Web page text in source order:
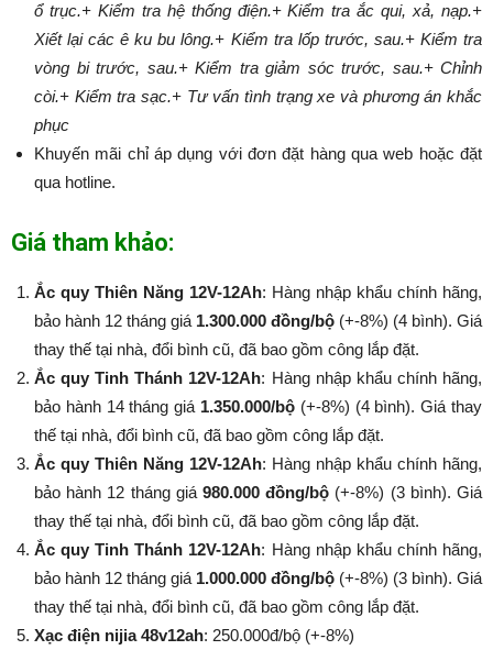
ổ trục.+ Kiểm tra hệ thống điện.+ Kiểm tra ắc qui, xả, nạp.+
Xiết lại các ê ku bu lông.+ Kiểm tra lốp trước, sau.+ Kiểm tra
vòng bi trước, sau.+ Kiểm tra giảm sóc trước, sau.+ Chỉnh
còi.+ Kiểm tra sạc.+ Tư vấn tình trạng xe và phương án khắc
phục
Khuyến mãi chỉ áp dụng với đơn đặt hàng qua web hoặc đặt
qua hotline.
Giá tham khảo:
Ắc quy Thiên Năng 12V-12Ah: Hàng nhập khẩu chính hãng,
bảo hành 12 tháng giá 1.300.000 đồng/bộ (+-8%) (4 bình). Giá
thay thế tại nhà, đổi bình cũ, đã bao gồm công lắp đặt.
Ắc quy Tinh Thánh 12V-12Ah: Hàng nhập khẩu chính hãng,
bảo hành 14 tháng giá 1.350.000/bộ (+-8%​​​​​​​) (4 bình). Giá thay
thế tại nhà, đổi bình cũ, đã bao gồm công lắp đặt.
Ắc quy Thiên Năng 12V-12Ah: Hàng nhập khẩu chính hãng,
bảo hành 12 tháng giá 980.000 đồng/bộ (+-8%​​​​​​​) (3 bình). Giá
thay thế tại nhà, đổi bình cũ, đã bao gồm công lắp đặt.
Ắc quy Tinh Thánh 12V-12Ah: Hàng nhập khẩu chính hãng,
bảo hành 12 tháng giá 1.000.000 đồng/bộ (+-8%​​​​​​​) (3 bình). Giá
thay thế tại nhà, đổi bình cũ, đã bao gồm công lắp đặt.
Xạc điện nijia 48v12ah: 250.000đ/bộ (+-8%​​​​​​​)